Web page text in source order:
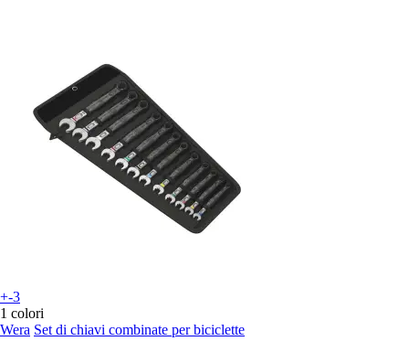
+-3
1 colori
Wera Set di chiavi combinate per biciclette